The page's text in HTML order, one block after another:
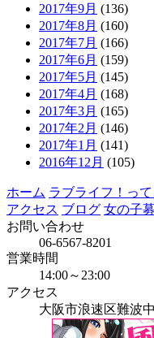
2017年9月 (136)
2017年8月 (160)
2017年7月 (166)
2017年6月 (159)
2017年5月 (145)
2017年4月 (168)
2017年3月 (165)
2017年2月 (146)
2017年1月 (141)
2016年12月 (105)
ホーム ラブライフ！っ
アクセス ブログ 女の子
お問い合わせ
06-6567-8201
営業時間
14:00～23:00
アクセス
大阪市浪速区難波